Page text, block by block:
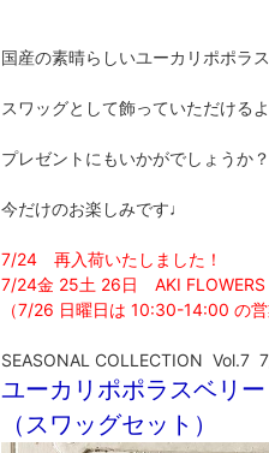
国産の素晴らしいユーカリポポラ
スワッグとして飾っていただける
プレゼントにもいかがでしょうか？
今だけのお楽しみです♩
7/24 再入荷いたしました！
7/24金 25土 26日 AKI
（7/26 日曜日は 10:30-14:00 の営
SEASONAL COLLECTION Vol.7
ユーカリポポラスベリ
（スワッグセット）